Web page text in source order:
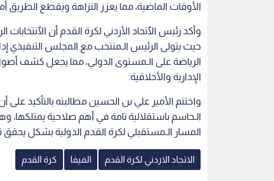
الأوقات الماضية، مما يعزز النزاهة ويقطع الطريق
وأكد رئيس الٱتحاد الأردني لكرة القدم أن
حيث يتولى الرئيس الـمنتخب مع المجلس التنفيذي
الرياضة على الـمستوى الدولي، مما يجعل كشف
الإدارية والأخلاقية.
واختتم الأمير علي بن الحسين مطالبته بالتأكيد
الـحاسم باستقلالية تامة في أهم صلاحية يمتلكها،
المسار الـمستقبلي لكرة القدم الدولية بشكل
الاتحاد الاردني لكرة القدم الفيفا كرة القدم